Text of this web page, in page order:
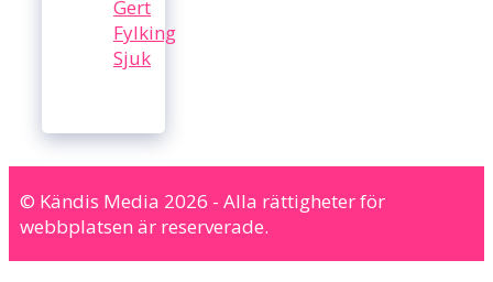
Gert
Fylking
Sjuk
© Kändis Media 2026 - Alla rättigheter för
webbplatsen är reserverade.